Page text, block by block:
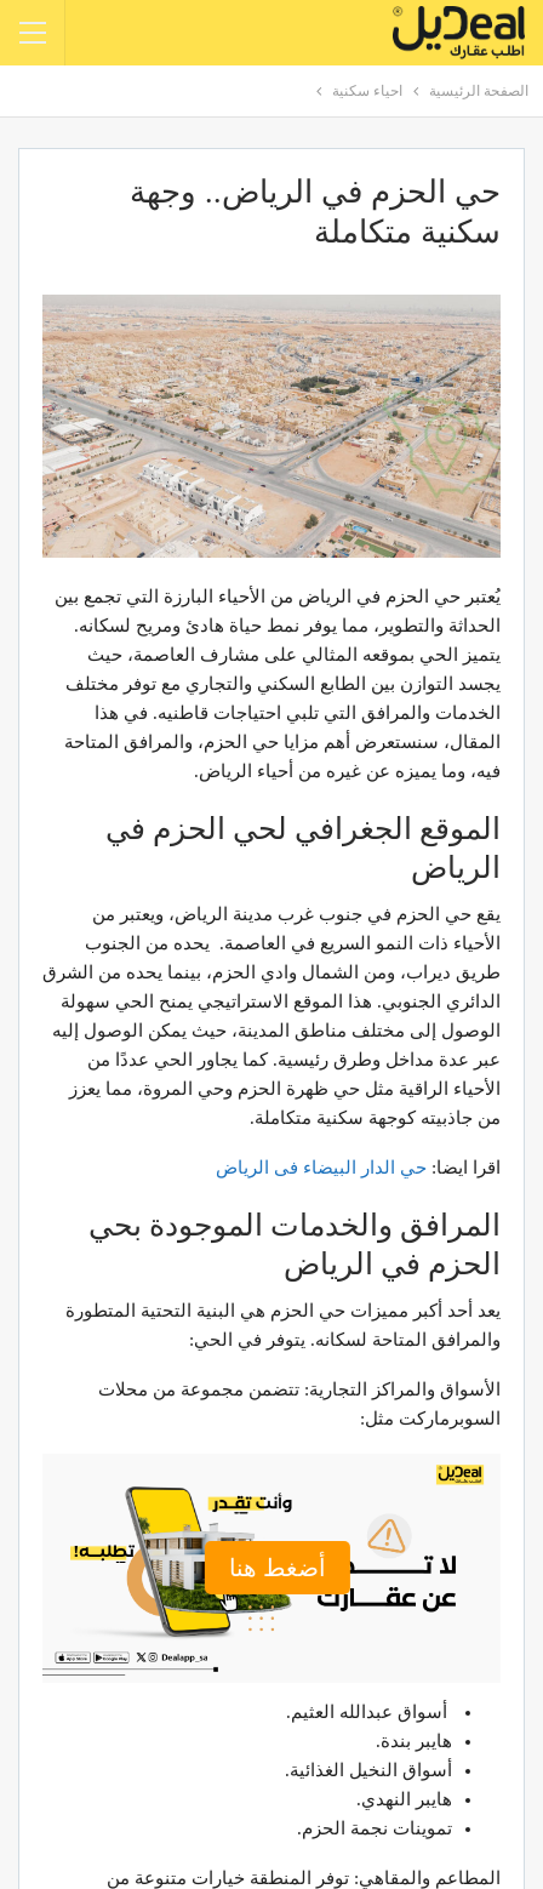
الصفحة الرئيسية احياء سكنية
حي الحزم في الرياض.. وجهة
سكنية متكاملة
يُعتبر حي الحزم في الرياض من الأحياء البارزة التي تجمع بين
الحداثة والتطوير، مما يوفر نمط حياة هادئ ومريح لسكانه.
يتميز الحي بموقعه المثالي على مشارف العاصمة، حيث
يجسد التوازن بين الطابع السكني والتجاري مع توفر مختلف
الخدمات والمرافق التي تلبي احتياجات قاطنيه. في هذا
المقال، سنستعرض أهم مزايا حي الحزم، والمرافق المتاحة
فيه، وما يميزه عن غيره من أحياء الرياض.
الموقع الجغرافي لحي الحزم في
الرياض
يقع حي الحزم في جنوب غرب مدينة الرياض، ويعتبر من
الأحياء ذات النمو السريع في العاصمة. يحده من الجنوب
طريق ديراب، ومن الشمال وادي الحزم، بينما يحده من الشرق
الدائري الجنوبي. هذا الموقع الاستراتيجي يمنح الحي سهولة
الوصول إلى مختلف مناطق المدينة، حيث يمكن الوصول إليه
عبر عدة مداخل وطرق رئيسية. كما يجاور الحي عددًا من
الأحياء الراقية مثل حي ظهرة الحزم وحي المروة، مما يعزز
من جاذبيته كوجهة سكنية متكاملة.
اقرا ايضا: حي الدار البيضاء فى الرياض
المرافق والخدمات الموجودة بحي
الحزم في الرياض
يعد أحد أكبر مميزات حي الحزم هي البنية التحتية المتطورة
والمرافق المتاحة لسكانه. يتوفر في الحي:
الأسواق والمراكز التجارية: تتضمن مجموعة من محلات
السوبرماركت مثل:
أضغط هنا
أسواق عبدالله العثيم.
هايبر بندة.
أسواق النخيل الغذائية.
هايبر النهدي.
تموينات نجمة الحزم.
المطاعم والمقاهي: توفر المنطقة خيارات متنوعة من